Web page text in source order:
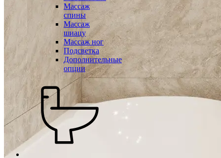
Массаж
спины
Массаж
шиацу
Массаж ног
Подсветка
Дополнительные
опции